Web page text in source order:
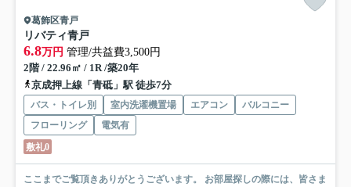
葛飾区青戸
リバティ青戸
6.8万円 管理/共益費3,500円
2階 / 22.96㎡ / 1R /築20年
京成押上線「青砥」駅 徒歩7分
バス・トイレ別 室内洗濯機置場 エアコン
バルコニー
フローリング
電気有
敷礼0
ここまでご覧頂きありがとうございます。 お部屋探しの際には、皆さま